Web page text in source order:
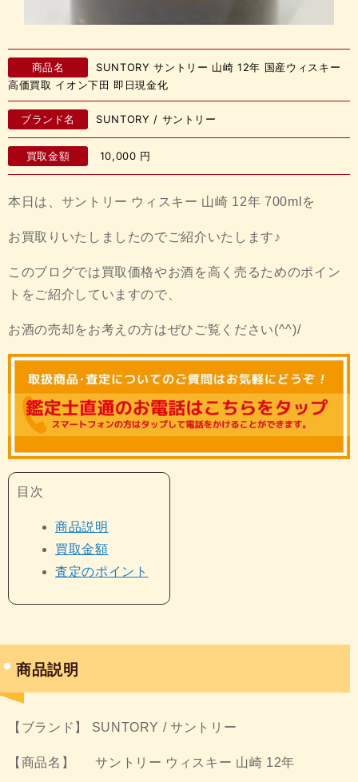
商品名
SUNTORY サントリー 山崎 12年 国産ウィスキー
高価買取 イオン下田 即日現金化
ブランド名 SUNTORY / サントリー
買取金額 10,000 円
本日は、サントリー ウィスキー 山崎 12年 700mlを
お買取りいたしましたのでご紹介いたします♪
このブログでは買取価格やお酒を高く売るためのポイン
トをご紹介していますので、
お酒の売却をお考えの方はぜひご覧ください(^^)/
目次
商品説明
買取金額
査定のポイント
商品説明
【ブランド】 SUNTORY / サントリー
【商品名】 サントリー ウィスキー 山崎 12年